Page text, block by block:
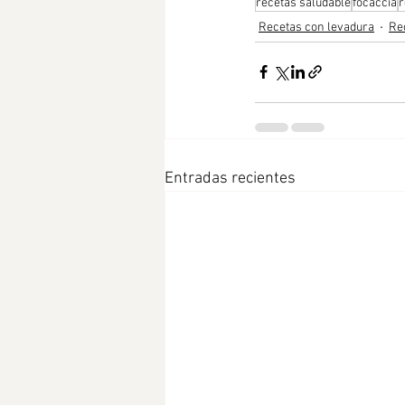
recetas saludablefocaccia
Recetas con levadura
Entradas recientes